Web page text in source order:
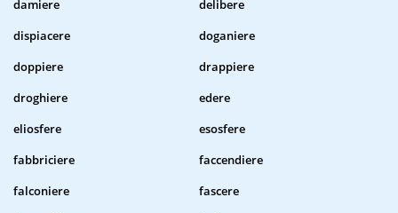
damiere
delibere
dispiacere
doganiere
doppiere
drappiere
droghiere
edere
eliosfere
esosfere
fabbriciere
faccendiere
falconiere
fascere